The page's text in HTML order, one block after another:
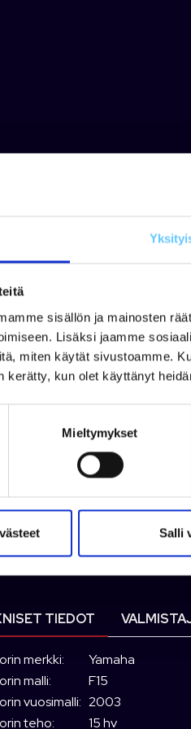
sisällön ja mainosten
Lisäksi jaamme
miten käytät sivustoamme.
kerätty, kun olet käyttänyt
Mieltymykset
Salli
TIEDOT
merkki:
Yamaha
malli:
F15
vuosimalli: 2003
teho:
15 hv